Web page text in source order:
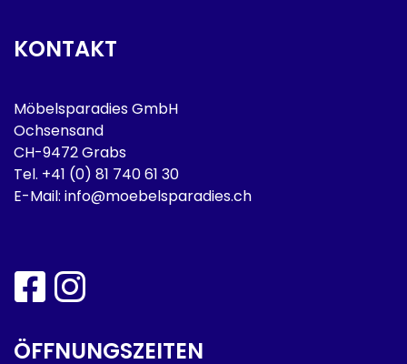
KONTAKT
Möbelsparadies GmbH
Ochsensand
CH-9472 Grabs
Tel. +41 (0) 81 740 61 30
E-Mail: info@moebelsparadies.ch
ÖFFNUNGSZEITEN